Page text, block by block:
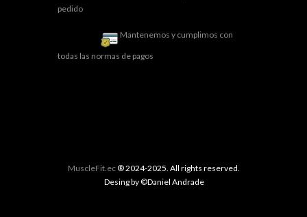
pedido
Mantenemos y cumplimos con
todas las normas de pagos
MuscleFit.ec® 2024-2025. All rights reserved.
Desing by ©Daniel Andrade